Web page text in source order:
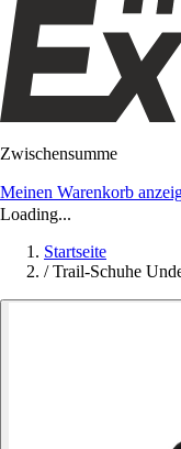
Zwischensumme
Meinen Warenkorb
Loading...
Startseite
/ Trail-Schuhe